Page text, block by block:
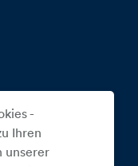
-
Ihren
unserer